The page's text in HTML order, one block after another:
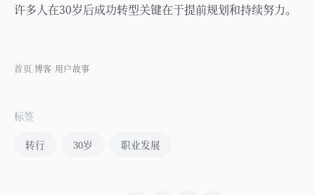
许多人在30岁后成功转型关键在于提前规划和持续努力。
首页 博客 用户故事
标签
转行 30岁 职业发展